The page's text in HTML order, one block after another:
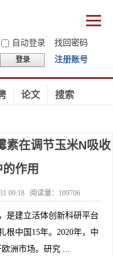
自动登录
找回密码
登录 注册账号
论文 搜索
素在调节玉米N吸收
作用
09:18 阅读量： 109706
是建立活体创新科研平台
根中国15年。2020年，中
洲市场。研究 ...